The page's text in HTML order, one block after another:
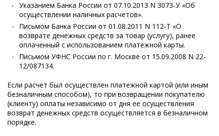
Указанием Банка России от 07.10.2013 N 3073-У «Об
осуществлении наличных расчетов».
Письмом Банка России от 01.08.2011 N 112-Т «О
возврате денежных средств за товар (услугу), ранее
оплаченный с использованием платежной карты.
Письмом УФНС России по г. Москве от 15.09.2008 N 22-
12/087134.
Если расчет был осуществлен платежной картой (или иным
безналичным способом), то при возвращении покупателю
(клиенту) оплаты независимо от дня ее осуществления
возврат денежных средств осуществляется в безналичном
порядке.